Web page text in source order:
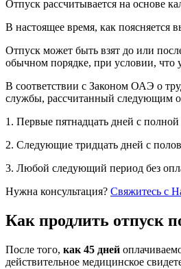
Отпуск рассчитывается на основе
В настоящее время, как поясняется
Отпуск может быть взят до или
обычном порядке, при условии, что
В соответствии с Законом ОАЭ о
службы, рассчитанный следующим
1. Первые пятнадцать дней с полной
2. Следующие тридцать дней с
3. Любой следующий период без
Нужна консультация? Свяжитесь с
Как продлить отпуск
После того, как 45 дней
действительное медицинское